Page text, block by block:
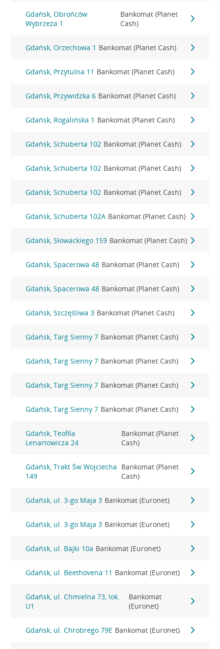
Gdańsk, Obrońców
Wybrzeża 1
Bankomat (Planet
Cash)
Gdańsk, Orzechowa 1 Bankomat (Planet Cash)
Gdańsk, Przytulna 11 Bankomat (Planet Cash)
Gdańsk, Przywidzka 6 Bankomat (Planet Cash)
Gdańsk, Rogalińska 1 Bankomat (Planet Cash)
Gdańsk, Schuberta 102 Bankomat (Planet Cash)
Gdańsk, Schuberta 102 Bankomat (Planet Cash)
Gdańsk, Schuberta 102 Bankomat (Planet Cash)
Gdańsk, Schuberta 102A Bankomat (Planet Cash)
Gdańsk, Słowackiego 159 Bankomat (Planet Cash)
Gdańsk, Spacerowa 48 Bankomat (Planet Cash)
Gdańsk, Spacerowa 48 Bankomat (Planet Cash)
Gdańsk, Szczęśliwa 3 Bankomat (Planet Cash)
Gdańsk, Targ Sienny 7 Bankomat (Planet Cash)
Gdańsk, Targ Sienny 7 Bankomat (Planet Cash)
Gdańsk, Targ Sienny 7 Bankomat (Planet Cash)
Gdańsk, Targ Sienny 7 Bankomat (Planet Cash)
Gdańsk, Teofila
Lenartowicza 24
Bankomat (Planet
Cash)
Gdańsk, Trakt Św.Wojciecha
149
Bankomat (Planet
Cash)
Gdańsk, ul. 3-go Maja 3 Bankomat (Euronet)
Gdańsk, ul. 3-go Maja 3 Bankomat (Euronet)
Gdańsk, ul. Bajki 10a Bankomat (Euronet)
Gdańsk, ul. Beethovena 11 Bankomat (Euronet)
Gdańsk, ul. Chmielna 73, lok.
U1
Bankomat
(Euronet)
Gdańsk, ul. Chrobrego 79E Bankomat (Euronet)